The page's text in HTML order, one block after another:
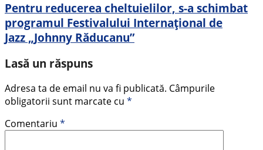
Pentru reducerea cheltuielilor, s-a schimbat
programul Festivalului Internațional de
Jazz „Johnny Răducanu”
Lasă un răspuns
Adresa ta de email nu va fi publicată. Câmpurile
obligatorii sunt marcate cu *
Comentariu *